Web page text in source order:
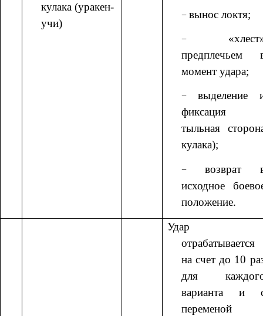
кулака (уракен-
учи)
вынос локтя;
предплечьем
момент удара;
выделение
фиксация
тыльная
кулака);
возврат
исходное
положение.
Удар
отрабатывается
на счет до 10
для
варианта и
переменой